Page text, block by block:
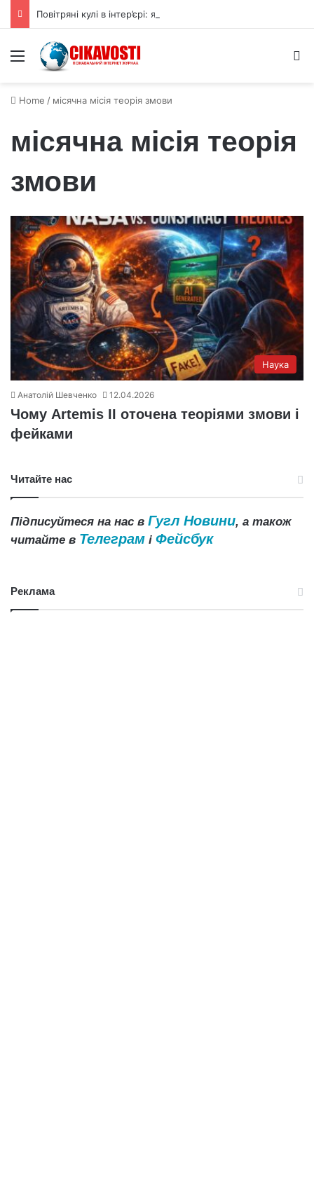
Menu
Home / місячна місія теорія змови
місячна місія теорія
змови
Наука
Анатолій Шевченко 12.04.2026
Чому Artemis II оточена теоріями змови і
фейками
Читайте нас
Підписуйтеся на нас в Гугл Новини, а також
читайте в Телеграм і Фейсбук
Реклама